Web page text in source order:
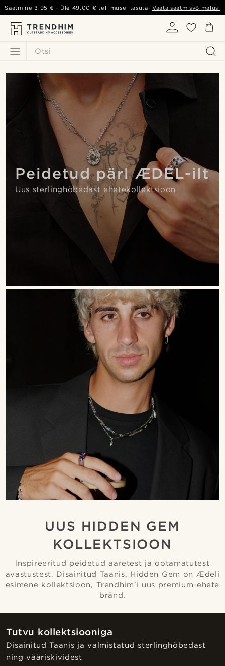
Otsi
Saatmine3,95 € - Üle 49,00 € tellimusel tasuta-Vaata saatmisvõimalusi
Peidetud pärl ÆDEL-ilt
Uus sterlinghõbedast ehetekollektsioon
UUS HIDDEN GEM
KOLLEKTSIOON
Inspireeritud peidetud aaretest ja ootamatutest
avastustest. Disainitud Taanis, Hidden Gem on Ædeli
esimene kollektsioon, Trendhim'i uus premium-ehete
bränd.
Tutvu kollektsiooniga
Disainitud Taanis ja valmistatud sterlinghõbedast
ning vääriskividest